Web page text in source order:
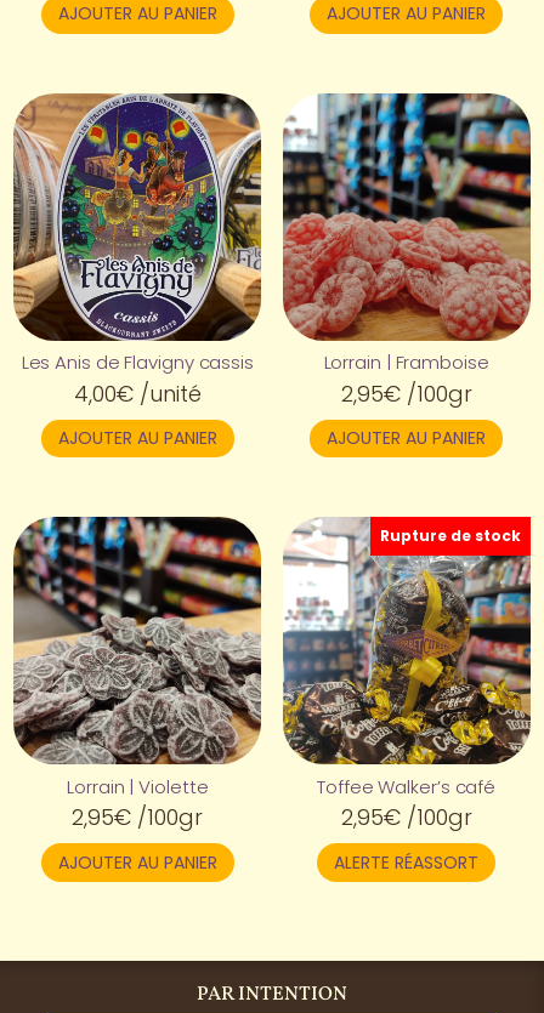
AJOUTER AU PANIER AJOUTER AU PANIER
Les Anis de Flavigny cassis
4,00€ /unité
AJOUTER AU PANIER
Lorrain | Framboise
2,95€ /100gr
AJOUTER AU PANIER
Lorrain | Violette
2,95€ /100gr
AJOUTER AU PANIER
Rupture de stock
Toffee Walker’s café
2,95€ /100gr
ALERTE RÉASSORT
PAR INTENTION